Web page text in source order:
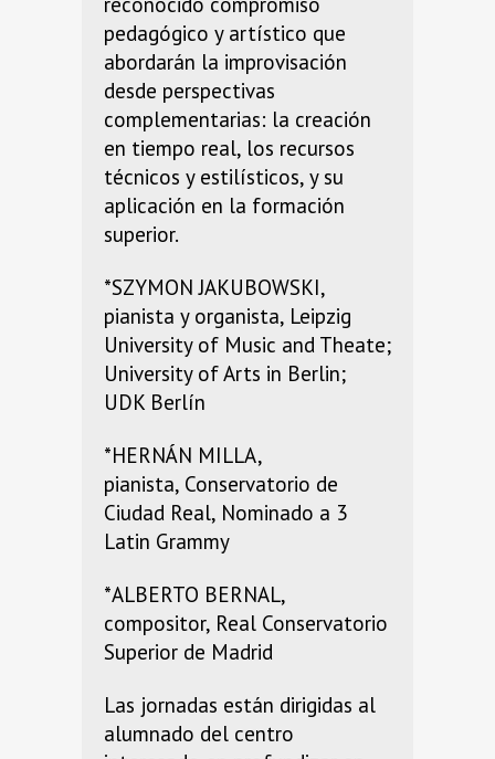
pedagógico y artístico que
abordarán la improvisación
desde perspectivas
complementarias: la creación
en tiempo real, los recursos
técnicos y estilísticos, y su
aplicación en la formación
superior.
*SZYMON JAKUBOWSKI,
pianista y organista, Leipzig
University of Music and Theate;
University of Arts in Berlin;
UDK Berlín
*HERNÁN MILLA,
pianista, Conservatorio de
Ciudad Real, Nominado a 3
Latin Grammy
*ALBERTO BERNAL,
compositor, Real Conservatorio
Superior de Madrid
Las jornadas están dirigidas al
alumnado del centro